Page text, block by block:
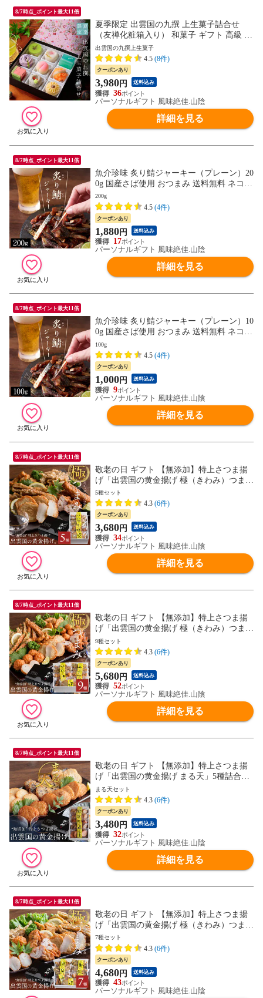
8/7時点_ポイント最大11倍
夏季限定 出雲国の九撰 上生菓子詰合せ
（友禅化粧箱入り） 和菓子 ギフト 高級 お
取り寄せ スイーツ 送料無料（北海道・沖
縄を除く）
出雲国の九撰上生菓子
4.5 (8件)
クーポンあり
3,980円 送料込み
36
パーソナルギフト 風味絶佳.山陰
詳細を見る
8/7時点_ポイント最大11倍
魚介珍味 炙り鯖ジャーキー（プレーン）20
0g 国産さば使用 おつまみ 送料無料 ネコポ
ス（他商品との同梱不可）
200g
4.5 (4件)
クーポンあり
1,880円 送料込み
17
パーソナルギフト 風味絶佳.山陰
詳細を見る
8/7時点_ポイント最大11倍
魚介珍味 炙り鯖ジャーキー（プレーン）10
0g 国産さば使用 おつまみ 送料無料 ネコポ
ス（他商品との同梱不可）
100g
4.5 (4件)
クーポンあり
1,000円 送料込み
9
パーソナルギフト 風味絶佳.山陰
詳細を見る
8/7時点_ポイント最大11倍
敬老の日 ギフト 【無添加】特上さつま揚
げ「出雲国の黄金揚げ 極（きわみ）つま
み」5種詰合せ（のどぐろ天・海鮮揚げほ
か） おつまみ セット 薩摩揚げ 揚げかまぼ
こ 天ぷら ギフト 送料無料（北海道・沖縄
を除く）
5種セット
4.3 (6件)
クーポンあり
3,680円 送料込み
34
パーソナルギフト 風味絶佳.山陰
詳細を見る
8/7時点_ポイント最大11倍
敬老の日 ギフト 【無添加】特上さつま揚
げ「出雲国の黄金揚げ 極（きわみ）つま
み」9種詰合せ（のどぐろ天・ちくわ磯辺
揚げほか） おつまみ セット 薩摩揚げ 揚げ
かまぼこ 天ぷら ギフト 送料無料（北海
道・沖縄を除く）
9種セット
4.3 (6件)
クーポンあり
5,680円 送料込み
52
パーソナルギフト 風味絶佳.山陰
詳細を見る
8/7時点_ポイント最大11倍
敬老の日 ギフト 【無添加】特上さつま揚
げ「出雲国の黄金揚げ まる天」5種詰合せ
（イカ天・玉ねぎ天ほか） おつまみ セッ
ト 薩摩揚げ 揚げかまぼこ 天ぷら ギフト
送料無料（北海道・沖縄を除く）
まる天セット
4.3 (6件)
クーポンあり
3,480円 送料込み
32
パーソナルギフト 風味絶佳.山陰
詳細を見る
8/7時点_ポイント最大11倍
敬老の日 ギフト 【無添加】特上さつま揚
げ「出雲国の黄金揚げ 極（きわみ）つま
み」7種詰合せ（のどぐろ天・ちくわ磯辺
揚げほか） おつまみ セット 薩摩揚げ 揚げ
かまぼこ 天ぷら ギフト 送料無料（北海
道・沖縄を除く）
7種セット
4.3 (6件)
クーポンあり
4,680円 送料込み
43
パーソナルギフト 風味絶佳.山陰